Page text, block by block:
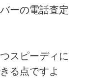
ーの電話査定
スピーディに
る点ですよ